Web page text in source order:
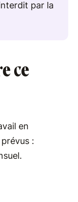
par la
ce
en
: